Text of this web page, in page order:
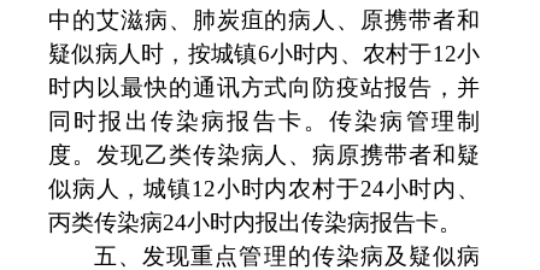
中的艾滋病、肺炭疽的病人、原携带者和
疑似病人时，按城镇6小时内、农村于12小
时内以最快的通讯方式向防疫站报告，并
同时报出传染病报告卡。传染病管理制
度。发现乙类传染病人、病原携带者和疑
似病人，城镇12小时内农村于24小时内、
丙类传染病24小时内报出传染病报告卡。
五、发现重点管理的传染病及疑似病